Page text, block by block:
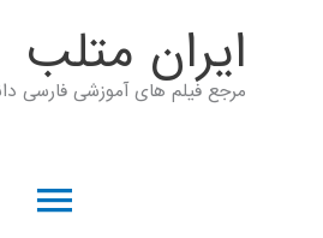
ايران متلب
مرجع فیلم های آموزشی فارسی